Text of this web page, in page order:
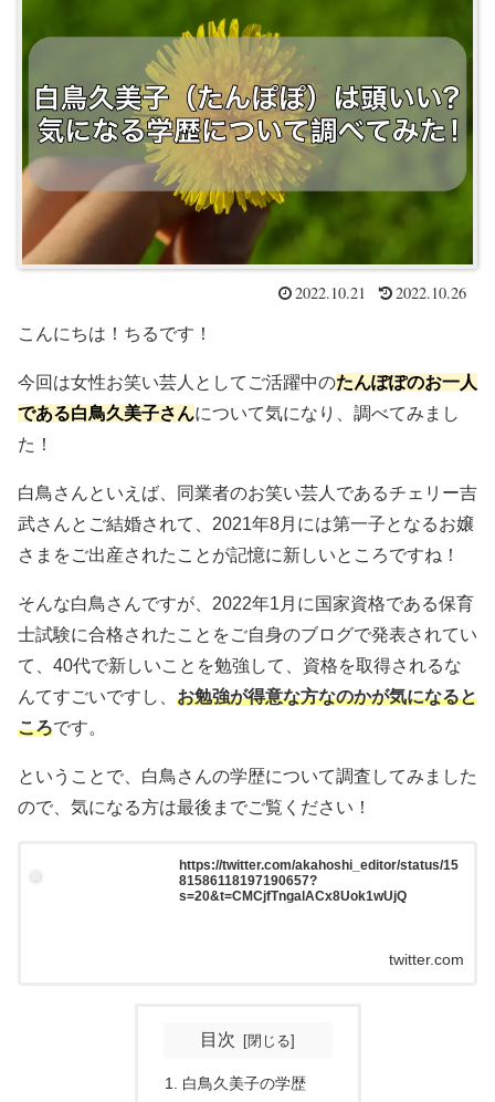
2022.10.21 2022.10.26
こんにちは！ちるです！
今回は女性お笑い芸人としてご活躍中のたんぽぽのお一人
である白鳥久美子さんについて気になり、調べてみまし
た！
白鳥さんといえば、同業者のお笑い芸人であるチェリー吉
武さんとご結婚されて、2021年8月には第一子となるお嬢
さまをご出産されたことが記憶に新しいところですね！
そんな白鳥さんですが、2022年1月に国家資格である保育
士試験に合格されたことをご自身のブログで発表されてい
て、40代で新しいことを勉強して、資格を取得されるな
んてすごいですし、 お勉強が得意な方なのかが気になると
ころです。
ということで、白鳥さんの学歴について調査してみました
ので、気になる方は最後までご覧ください！
https://twitter.com/akahoshi_editor/status/15
81586118197190657?
s=20&t=CMCjfTngalACx8Uok1wUjQ
twitter.com
目次
白鳥久美子の学歴